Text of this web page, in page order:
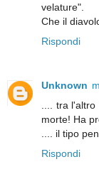
velature".
Che il
Rispondi
Unknown
.... tra
morte! Ha
.... il tipo
Rispondi